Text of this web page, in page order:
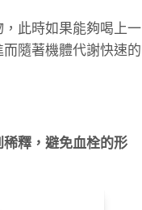
此時如果能夠喝上一
隨著機體代謝快速的
釋，避免血栓的形